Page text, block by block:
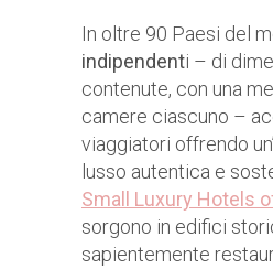
In oltre 90 Paesi del
indipendenti – di
contenute, con una
camere ciascuno –
viaggiatori offrendo
lusso autentica e
Small Luxury Hotels
sorgono in edifici
sapientemente